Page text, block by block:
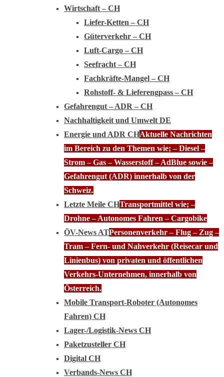
Wirtschaft – CH
Liefer-Ketten – CH
Güterverkehr – CH
Luft-Cargo – CH
Seefracht – CH
Fachkräfte-Mangel – CH
Rohstoff- & Lieferengpass – CH
Gefahrengut – ADR – CH
Nachhaltigkeit und Umwelt DE
Energie und ADR CHAktuelle Nachrichten
im Bereich zu den Themen wie; – Diesel –
Strom – Gas – Wasserstoff – AdBlue sowie –
Gefahrengut (ADR) innerhalb von der
Schweiz.
Letzte Meile CHTransportmittel wie; –
Drohne – Autonomes Fahren – Cargobike
ÖV-News ATPersonenverkehr – Flug – Zug –
Tram – Fern- und Nahverkehr (Reisecar und
Linienbus) von privaten und öffentlichen
Verkehrs-Unternehmen, innerhalb von
Österreich.
Mobile Transport-Roboter (Autonomes
Fahren) CH
Lager-/Logistik-News CH
Paketzusteller CH
Digital CH
Verbands-News CH